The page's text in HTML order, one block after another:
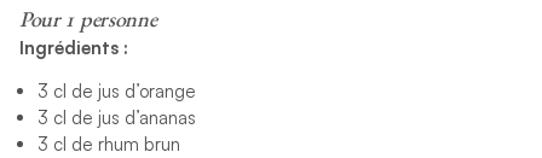
Pour 1 personne
Ingrédients :
3 cl de jus d’orange
3 cl de jus d’ananas
3 cl de rhum brun